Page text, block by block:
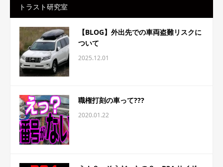
トラスト研究室
【BLOG】外出先での車両盗難リスクに
ついて
2025.12.01
職権打刻の車って???
2020.01.22